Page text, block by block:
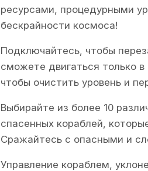
ресурсами, процедурными
бескрайности космоса!
Подключайтесь, чтобы
сможете двигаться только
чтобы очистить уровень и
Выбирайте из более 10
спасенных кораблей,
Сражайтесь с опасными и
Управление кораблем,